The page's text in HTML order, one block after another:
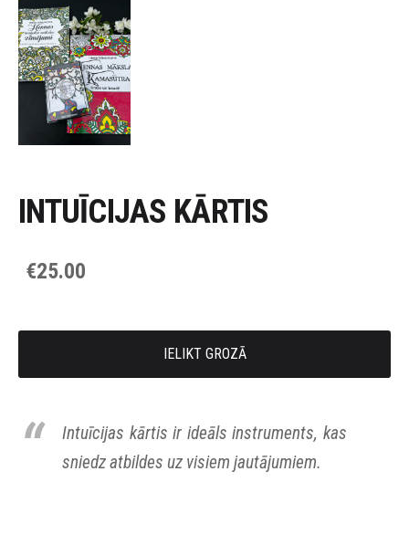
INTUĪCIJAS KĀRTIS
€25.00
IELIKT GROZĀ
Intuīcijas kārtis ir ideāls instruments, kas
sniedz atbildes uz visiem jautājumiem.